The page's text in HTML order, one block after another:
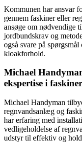
Kommunen har ansvar
gennem faskiner eller
ansøge om nødvendige
jordbundskrav og
også svare på
kloakforhold.
Michael
ekspertise i faskiner
Michael Handyman
regnvandsanlæg og
har erfaring med
vedligeholdelse af
udstyr til effektiv og